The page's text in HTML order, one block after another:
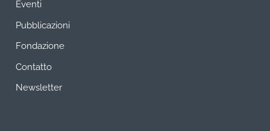
Eventi
Pubblicazioni
Fondazione
Contatto
Newsletter